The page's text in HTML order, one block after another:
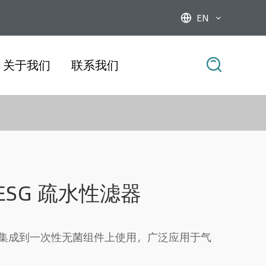
 EN 
关于我们 联系我们 
疏水性滤器
成到一次性无菌组件上使用，广泛应用于气